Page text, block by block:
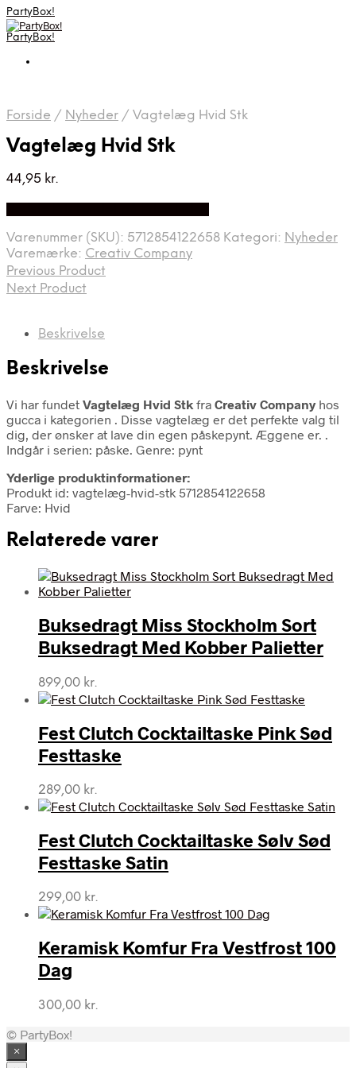
PartyBox!
PartyBox!
Forside / Nyheder / Vagtelæg Hvid Stk
Vagtelæg Hvid Stk
44,95 kr.
Varenummer (SKU): 5712854122658 Kategori: Nyheder
Varemærke: Creativ Company
Previous Product
Next Product
Beskrivelse
Beskrivelse
Vi har fundet Vagtelæg Hvid Stk fra Creativ Companyhos
gucca i kategorien . Disse vagtelæg er det perfekte valg til
dig, der ønsker at lave din egen påskepynt. Æggene er. .
Indgår i serien: påske. Genre: pynt
Yderlige produktinformationer:
Produkt id: vagtelæg-hvid-stk 5712854122658
Farve: Hvid
Relaterede varer
Buksedragt Miss Stockholm Sort
Buksedragt Med Kobber Palietter
899,00 kr.
Fest Clutch Cocktailtaske Pink Sød
Festtaske
289,00 kr.
Fest Clutch Cocktailtaske Sølv Sød
Festtaske Satin
299,00 kr.
Keramisk Komfur Fra Vestfrost 100
Dag
300,00 kr.
© PartyBox!
×